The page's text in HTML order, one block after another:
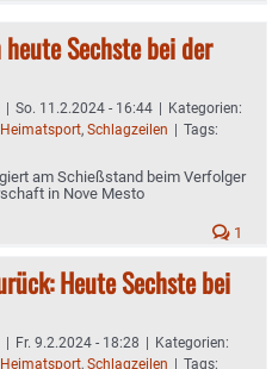
Sechste bei der
| So. 11.2.2024 - 16:44 | Kategorien:
Heimatsport, Schlagzeilen | Tags:
am Schießstand beim Verfolger
in Nove Mesto
1
Heute Sechste bei
| Fr. 9.2.2024 - 18:28 | Kategorien:
Heimatsport, Schlagzeilen | Tags: